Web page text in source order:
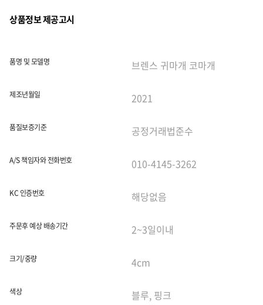
상품정보 제공고시
품명 및 모델명
제조년월일
품질보증기준
A/S 책임자와 전화번호
KC 인증번호
주문후 예상 배송기간
크기/중량
색상